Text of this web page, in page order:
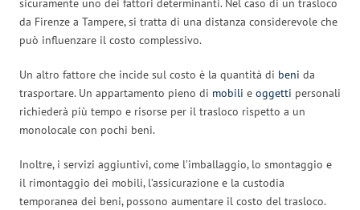
sicuramente uno dei fattori determinanti. Nel caso di un trasloco
da Firenze a Tampere, si tratta di una distanza considerevole che
può influenzare il costo complessivo.
Un altro fattore che incide sul costo è la quantità di beni da
trasportare. Un appartamento pieno di mobili e oggetti personali
richiederà più tempo e risorse per il trasloco rispetto a un
monolocale con pochi beni.
Inoltre, i servizi aggiuntivi, come l’imballaggio, lo smontaggio e
il rimontaggio dei mobili, l’assicurazione e la custodia
temporanea dei beni, possono aumentare il costo del trasloco.